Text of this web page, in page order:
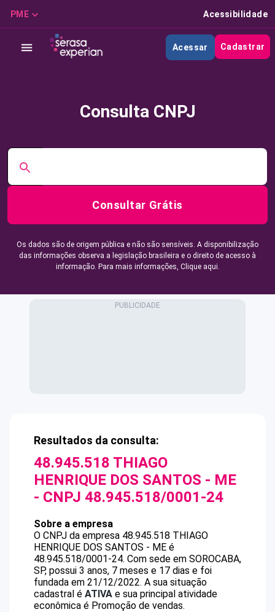
PME Acessibilidade
Acessar Cadastrar
Consulta CNPJ
Consultar Grátis
Os dados são de origem pública e não são sensíveis. A disponibilização
das informações observa a legislação brasileira e o direito de acesso à
informação. Para mais informações, Clique aqui.
Resultados da consulta:
48.945.518 THIAGO
HENRIQUE DOS SANTOS - ME
- CNPJ 48.945.518/0001-24
Sobre a empresa
O CNPJ da empresa 48.945.518 THIAGO
HENRIQUE DOS SANTOS - ME é
48.945.518/0001-24. Com sede em SOROCABA,
SP, possui 3 anos, 7 meses e 17 dias e foi
fundada em 21/12/2022. A sua situação
cadastral é ATIVA e sua principal atividade
econômica é Promoção de vendas.